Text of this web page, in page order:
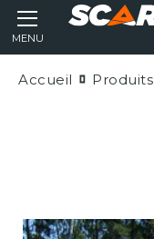
MENU
Accueil Produits